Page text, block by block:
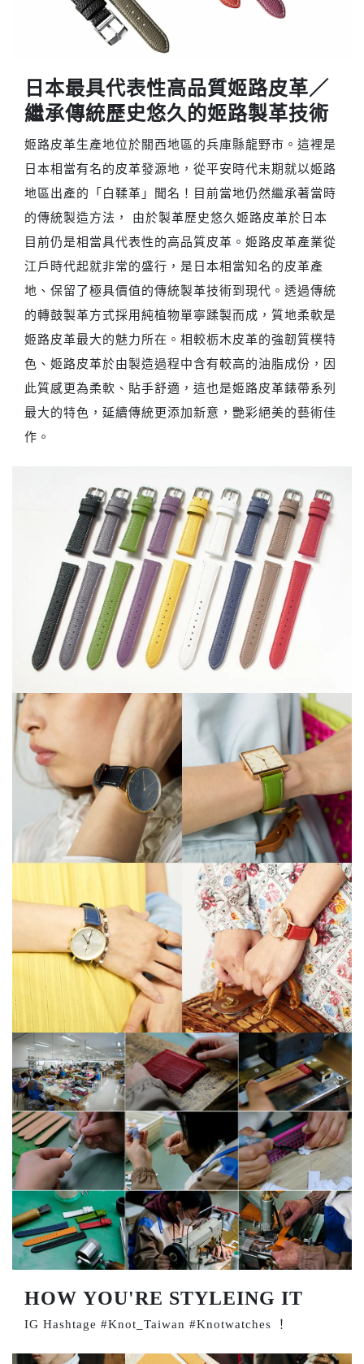
日本最具代表性高品質姬路皮革／
繼承傳統歷史悠久的姬路製革技術
姬路皮革生產地位於關西地區的兵庫縣龍野市。這裡是
日本相當有名的皮革發源地，從平安時代末期就以姬路
地區出產的「白鞣革」聞名！目前當地仍然繼承著當時
的傳統製造方法， 由於製革歷史悠久姬路皮革於日本
目前仍是相當具代表性的高品質皮革。姬路皮革產業從
江戶時代起就非常的盛行，是日本相當知名的皮革產
地、保留了極具價值的傳統製革技術到現代。透過傳統
的轉鼓製革方式採用純植物單寧蹂製而成，質地柔軟是
姬路皮革最大的魅力所在。相較栃木皮革的強韌質樸特
色、姬路皮革於由製造過程中含有較高的油脂成份，因
此質感更為柔軟、貼手舒適，這也是姬路皮革錶帶系列
最大的特色，延續傳統更添加新意，艷彩絕美的藝術佳
作。
HOW YOU'RE STYLEING IT
IG Hashtage #Knot_Taiwan #Knotwatches ！